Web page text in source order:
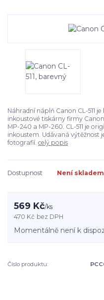
Náhradní náplň Canon CL-511
inkoustové tiskárny firmy
MP-240 a MP-260. CL-511 je
inkoustem. Udávaná výtěžnost
fotografií. celý popis
Dostupnost Není skladem
569 Kč/ks
470 Kč bez DPH
Momentálně není k
Číslo produktu: